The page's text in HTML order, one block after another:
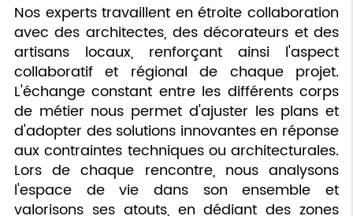
Nos experts travaillent en étroite collaboration
avec des architectes, des décorateurs et des
artisans locaux, renforçant ainsi l'aspect
collaboratif et régional de chaque projet.
L'échange constant entre les différents corps
de métier nous permet d'ajuster les plans et
d'adopter des solutions innovantes en réponse
aux contraintes techniques ou architecturales.
Lors de chaque rencontre, nous analysons
l'espace de vie dans son ensemble et
valorisons ses atouts, en dédiant des zones